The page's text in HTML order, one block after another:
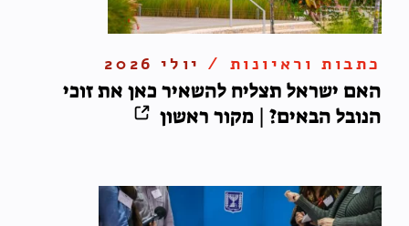
כתבות וראיונות / יולי 2026
האם ישראל תצליח להשאיר כאן את זוכי
הנובל הבאים? | מקור ראשון